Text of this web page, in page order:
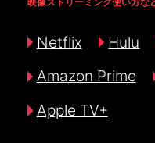
Netflix Hulu
Amazon Prime
Apple TV+